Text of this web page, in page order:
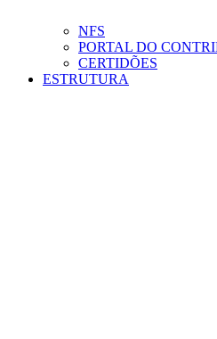
NFS
PORTAL DO
CERTIDÕES
ESTRUTURA